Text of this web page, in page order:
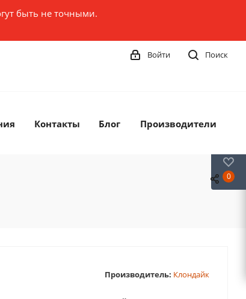
быть не точными.
Поиск
Войти
Контакты Блог Производители
Производитель: Клондайк
0